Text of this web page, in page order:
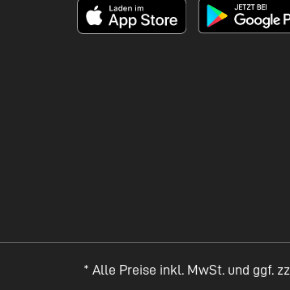
* Alle Preise inkl. MwSt. und ggf.